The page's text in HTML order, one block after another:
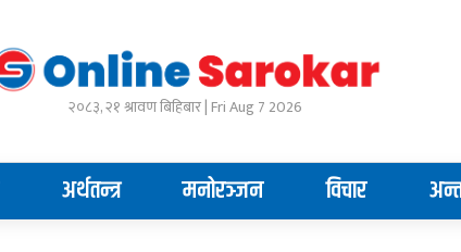
२०८३, २१ श्रावण बिहिबार | Fri Aug 7 2026
अर्थतन्त्र मनोरञ्जन विचार